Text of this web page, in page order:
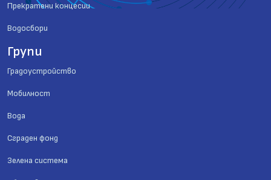
Прекратени концесии
Водосбори
Групи
Градоустройство
Мобилност
Вода
Сграден фонд
Зелена система